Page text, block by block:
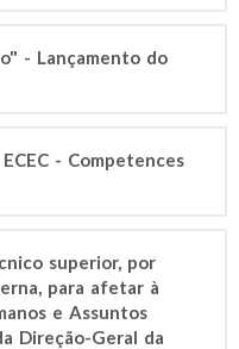
- Lançamento do
- Competences
superior, por
para afetar à
e Assuntos
Direção-Geral da